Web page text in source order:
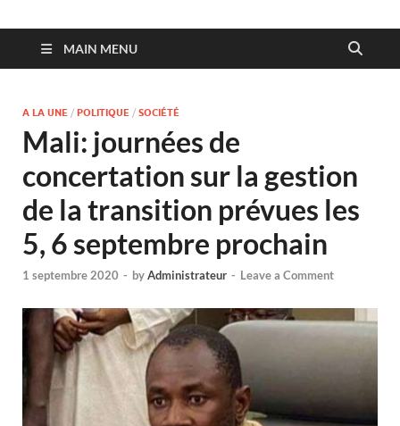
MAIN MENU
A LA UNE / POLITIQUE / SOCIÉTÉ
Mali: journées de
concertation sur la gestion
de la transition prévues les
5, 6 septembre prochain
1 septembre 2020 - byAdministrateur - Leave a Comment